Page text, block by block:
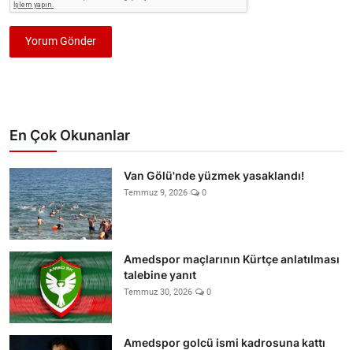
Yorum Gönder
En Çok Okunanlar
Van Gölü'nde yüzmek yasaklandı!
Temmuz 9, 2026 0
Amedspor maçlarının Kürtçe anlatılması
talebine yanıt
Temmuz 30, 2026 0
Amedspor golcü ismi kadrosuna kattı